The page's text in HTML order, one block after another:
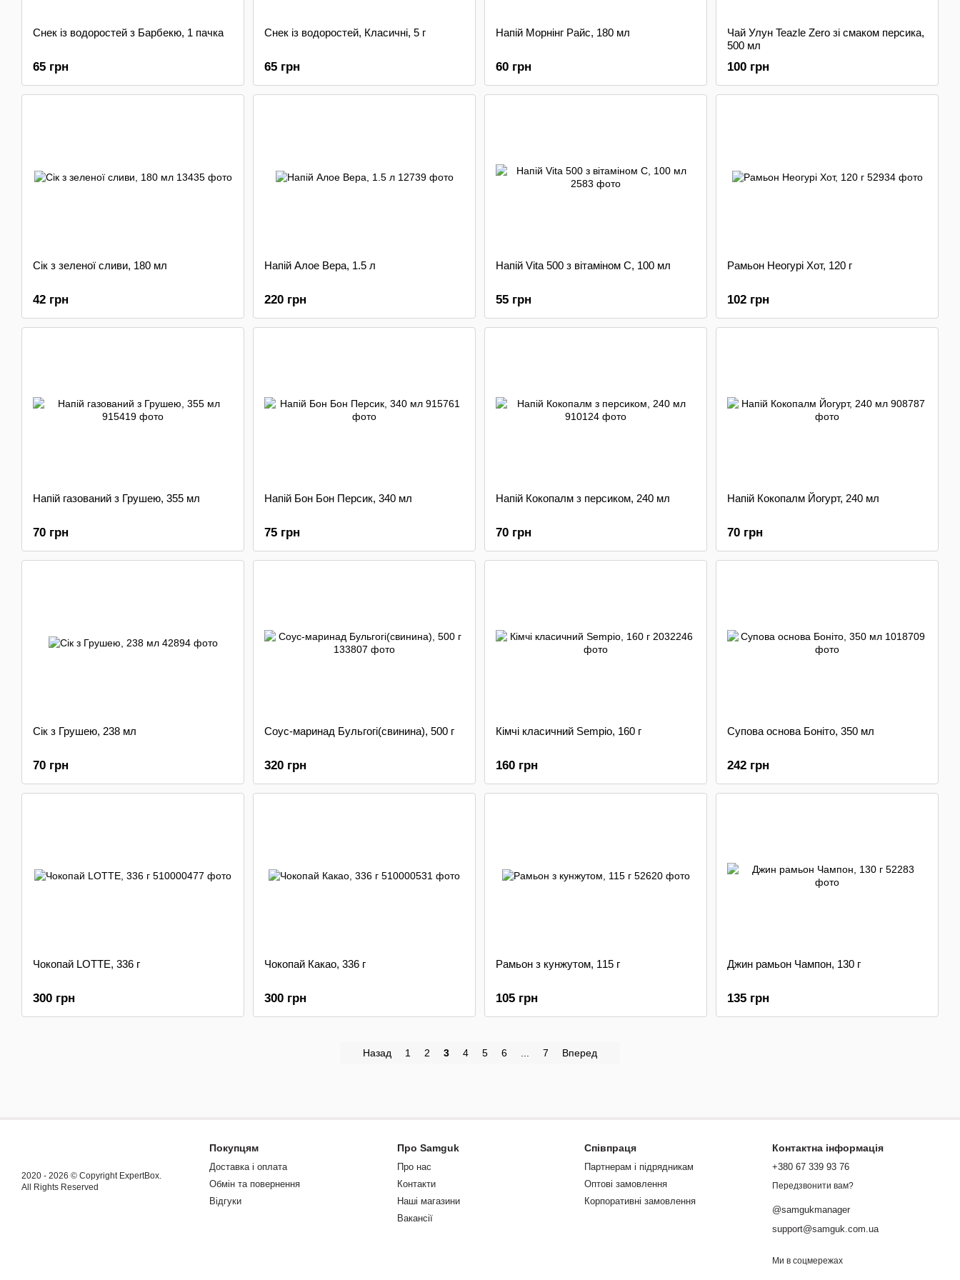
Снек із водоростей з Барбекю, 1 пачка
65 грн
Снек із водоростей, Класичні, 5 г
65 грн
Напій Морнінг Райс, 180 мл
60 грн
Чай Улун Teazle Zero зі смаком персика,
500 мл
100 грн
Сік з зеленої сливи, 180 мл
42 грн
Напій Алое Вера, 1.5 л
220 грн
Напій Vita 500 з вітаміном С, 100 мл
55 грн
Рамьон Неогурі Хот, 120 г
102 грн
Напій газований з Грушею, 355 мл
70 грн
Напій Бон Бон Персик, 340 мл
75 грн
Напій Кокопалм з персиком, 240 мл
70 грн
Напій Кокопалм Йогурт, 240 мл
70 грн
Сік з Грушею, 238 мл
70 грн
Соус-маринад Бульгогі(свинина), 500 г
320 грн
Кімчі класичний Sempio, 160 г
160 грн
Супова основа Боніто, 350 мл
242 грн
Чокопай LOTTE, 336 г
300 грн
Чокопай Какао, 336 г
300 грн
Рамьон з кунжутом, 115 г
105 грн
Джин рамьон Чампон, 130 г
135 грн
Назад 1 2 3 4 5 6 7 Вперед
2020 - 2026 © Copyright ExpertBox.
All Rights Reserved
Покупцям
Доставка і оплата
Обмін та повернення
Відгуки
Про Samguk
Про нас
Контакти
Наші магазини
Вакансії
Співпраця
Партнерам і підрядникам
Оптові замовлення
Корпоративні замовлення
Контактна інформація
+380 67 339 93 76
Передзвонити вам?
@samgukmanager
support@samguk.com.ua
Ми в соцмережах